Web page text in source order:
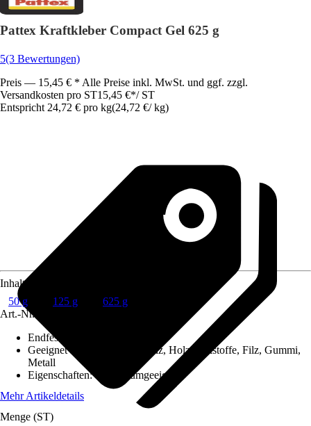
Pattex Kraftkleber Compact Gel 625 g
5(3 Bewertungen)
Preis — 15,45 € * Alle Preise inkl. MwSt. und ggf. zzgl.
Versandkosten pro ST15,45 €*/ ST
Entspricht 24,72 € pro kg(24,72 €/ kg)
Inhalt
50 g
125 g
625 g
Art.-Nr.
Endfestigkeit nach ca.
Geeignet für Untergrund
Holz, Holzwerkstoffe, Filz, Gummi,
Metall
Eigenschaften: Wohnraumgeeignet
Mehr Artikeldetails
Menge (ST)